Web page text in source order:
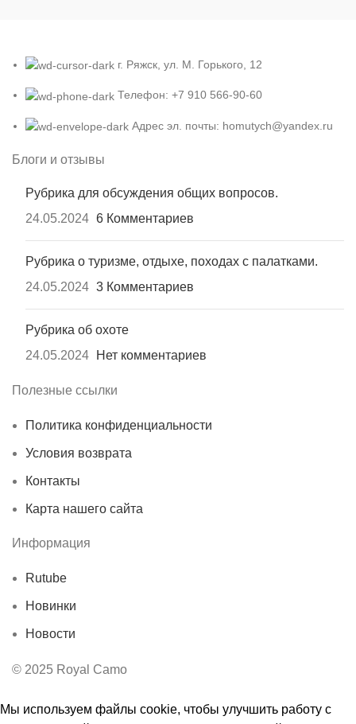
г. Ряжск, ул. М. Горького, 12
Телефон: +7 910 566-90-60
Адрес эл. почты: homutych@yandex.ru
Блоги и отзывы
Рубрика для обсуждения общих вопросов.
24.05.2024 6 Комментариев
Рубрика о туризме, отдыхе, походах с палатками.
24.05.2024 3 Комментариев
Рубрика об охоте
24.05.2024
Нет комментариев
Полезные ссылки
Политика конфиденциальности
Условия возврата
Контакты
Карта нашего сайта
Информация
Rutube
Новинки
Новости
© 2025 Royal Camo
Мы используем файлы cookie, чтобы улучшить работу с